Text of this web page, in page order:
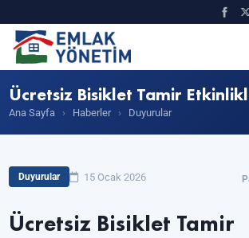
Ücretsiz Bisiklet Tamir
Ana Sayfa › Haberler › Duyurular
Duyurular 15 Ocak 2026
Ücretsiz Bisiklet Tamir